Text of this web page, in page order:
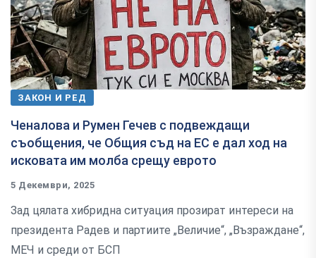
ЗАКОН И РЕД
Ченалова и Румен Гечев с подвеждащи
съобщения, че Общия съд на ЕС е дал ход на
исковата им молба срещу еврото
5 Декември, 2025
Зад цялата хибридна ситуация прозират интереси на
президента Радев и партиите „Величие“, „Възраждане“,
МЕЧ и среди от БСП